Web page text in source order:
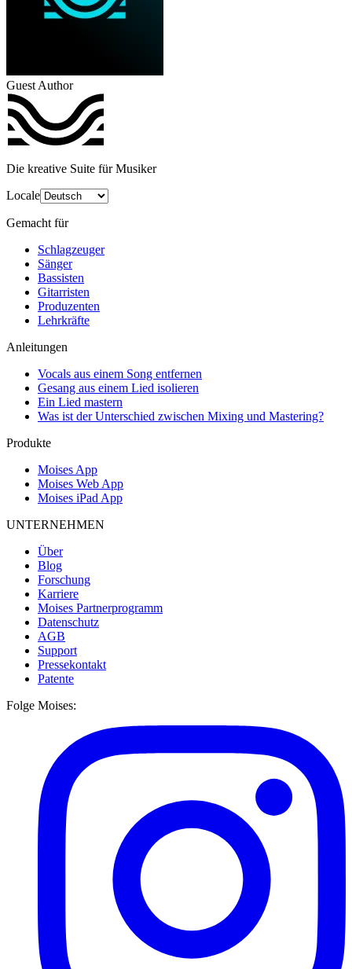
Guest Author
Die kreative Suite für Musiker
Locale
Gemacht für
Schlagzeuger
Sänger
Bassisten
Gitarristen
Produzenten
Lehrkräfte
Anleitungen
Vocals aus einem Song entfernen
Gesang aus einem Lied isolieren
Ein Lied mastern
Was ist der Unterschied zwischen Mixing und Mastering?
Produkte
Moises App
Moises Web App
Moises iPad App
UNTERNEHMEN
Über
Blog
Forschung
Karriere
Moises Partnerprogramm
Datenschutz
AGB
Support
Pressekontakt
Patente
Folge Moises: